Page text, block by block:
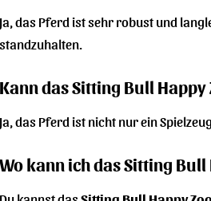
Ja, das Pferd ist sehr robust und
standzuhalten.
Kann das Sitting Bull
Ja, das Pferd ist nicht nur ein
Wo kann ich das Sitting